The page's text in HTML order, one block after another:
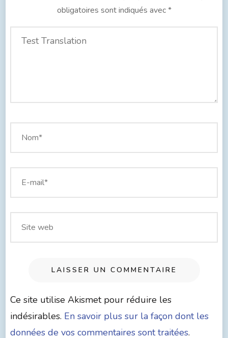
obligatoires sont indiqués avec*
Ce site utilise Akismet pour réduire les
indésirables. En savoir plus sur la façon dont les
données de vos commentaires sont traitées.